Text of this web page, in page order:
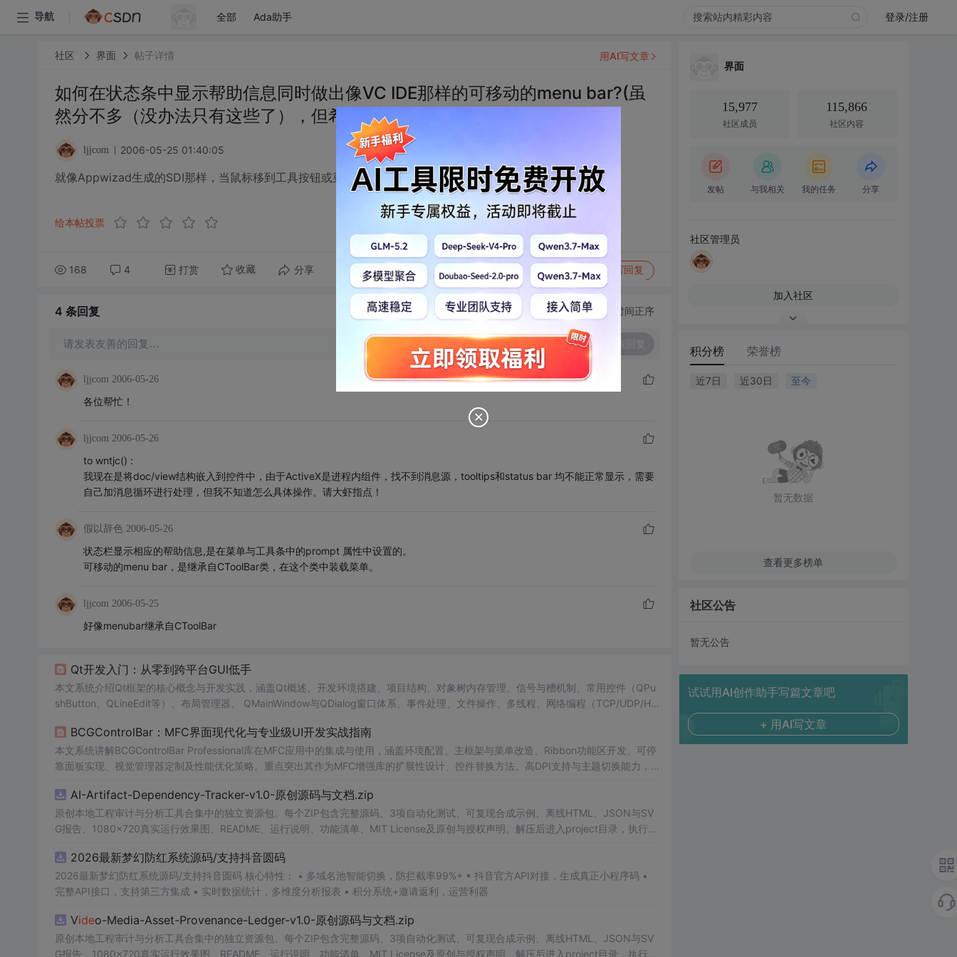
导航 全部 Ada助手 登录/注册
社区 界面 帖子详情
如何在状态条中显示帮助信息同时做出像VC IDE那样的可移动的menu bar?(虽
然分不多（没办法只有这些了），但希望参与！)
ljjcom 2006-05-25 01:40:05
就像Appwizad生成的SDI那样，当鼠标移到工具按钮或菜单上时，状态栏显示相应的帮助信息
给本帖投票
168 4 打赏 收藏 分享 转发到动态 举报 写回复
用AI写文章
4 条回复 切换为时间正序
请发表友善的回复…
ljjcom 2006-05-26
各位帮忙！
ljjcom 2006-05-26
to wntjc() :
我现在是将doc/view结构嵌入到控件中，由于ActiveX是进程内组件，找不到消息源，tooltips和status bar 均不能正常显示，需要
自己加消息循环进行处理，但我不知道怎么具体操作。请大虾指点！
假以辞色 2006-05-26
状态栏显示相应的帮助信息,是在菜单与工具条中的prompt 属性中设置的。
可移动的menu bar，是继承自CToolBar类，在这个类中装载菜单。
ljjcom 2006-05-25
好像menubar继承自CToolBar
Qt开发入门：从零到跨平台GUI低手
本文系统介绍Qt框架的核心概念与开发实践，涵盖Qt概述、开发环境搭建、项目结构、对象树内存管理、信号与槽机制、常用控件（QPu
shButton、QLineEdit等）、布局管理器、 QMainWindow与QDialog窗口体系、事件处理、文件操作、多线程、网络编程（TCP/UDP/HT
BCGControlBar：MFC界面现代化与专业级UI开发实战指南
本文系统讲解BCGControlBar Professional库在MFC应用中的集成与使用，涵盖环境配置、主框架与菜单改造、Ribbon功能区开发、可停
靠面板实现、视觉管理器定制及性能优化策略。重点突出其作为MFC增强库的扩展性设计、控件替换方法、高DPI支持与主题切换能力，
AI-Artifact-Dependency-Tracker-v1.0-原创源码与文档.zip
原创本地工程审计与分析工具合集中的独立资源包。每个ZIP包含完整源码、3项自动化测试、可复现合成示例、离线HTML、JSON与SV
G报告、1080×720真实运行效果图、README、运行说明、功能清单、MIT License及原创与授权声明。解压后进入project目录，执行np
源码、Logo、官方截图、论文、生产日志或其他受限素材。适合前端开发、AI应用工程、测试审计和课程实践。
2026最新梦幻防红系统源码/支持抖音圆码
2026最新梦幻防红系统源码/支持抖音圆码 核心特性： • 多域名池智能切换，防拦截率99%+ • 抖音官方API对接，生成真正小程序码 •
完整API接口，支持第三方集成 • 实时数据统计，多维度分析报表 • 积分系统+邀请返利，运营利器
Video-Media-Asset-Provenance-Ledger-v1.0-原创源码与文档.zip
原创本地工程审计与分析工具合集中的独立资源包。每个ZIP包含完整源码、3项自动化测试、可复现合成示例、离线HTML、JSON与SV
G报告、1080×720真实运行效果图、README、运行说明、功能清单、MIT License及原创与授权声明。解压后进入project目录，执行np
界面
15,977
社区成员
115,866
社区内容
发帖 与我相关 我的任务 分享
社区管理员
加入社区
积分榜 荣誉榜
近7日 近30日 至今
暂无数据
查看更多榜单
社区公告
暂无公告
试试用AI创作助手写篇文章吧
+ 用AI写文章